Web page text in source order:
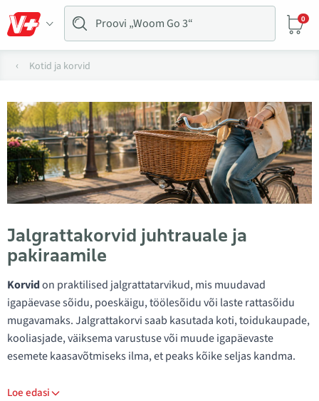
0
Kotid ja korvid
Jalgrattakorvid juhtrauale ja
pakiraamile
Korvidon praktilised jalgrattatarvikud, mis muudavad
igapäevase sõidu, poeskäigu, töölesõidu või laste rattasõidu
mugavamaks. Jalgrattakorvi saab kasutada koti, toidukaupade,
kooliasjade, väiksema varustuse või muude igapäevaste
esemete kaasavõtmiseks ilma, et peaks kõike seljas kandma.
Loe edasi